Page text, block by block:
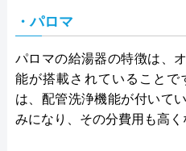
・パロマ
パロマの給湯器の特徴は、
能が搭載されていること
は、配管洗浄機能が付いて
みになり、その分費用も高く